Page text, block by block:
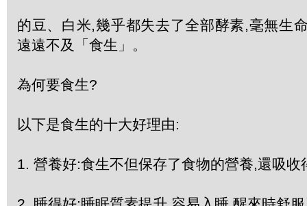
的豆、白米,幾乎都失去了全部酵素,毫無生
遠遠不及「食生」。
為何要食生?
以下是食生的十大好理由:
1. 營養好:食生不但保存了食物的營養,還吸收